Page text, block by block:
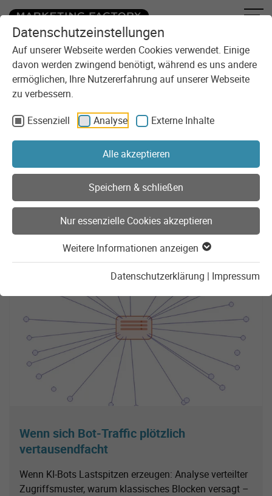
Datenschutzeinstellungen
Auf unserer Webseite werden Cookies verwendet. Einige
davon werden zwingend benötigt, während es uns andere
ermöglichen, Ihre Nutzererfahrung auf unserer Webseite
zu verbessern.
Essenziell
Analyse Externe Inhalte
Alle akzeptieren
Speichern & schließen
Nur essenzielle Cookies akzeptieren
Weitere Informationen anzeigen
Datenschutzerklärung | Impressum
Zum Inhalt springen
Sie sind here:
KI
Von der Automatisierung bis zur tiefen Systemintegration:
wir beleuchten die neuesten Entwicklungen und praktischen
Potenziale Künstlicher Intelligenz für Ihre digitalen Projekte.
Zur Übersicht der Kategorien
Beiträge aus der Kategorie "KI"
Wenn sich Bot-Traffic plötzlich
vertausendfacht
Wenn KI-Bots Lastspitzen erzeugen: Analyse verteilter
Zugriffsmuster, warum klassisches Blocken versagt –